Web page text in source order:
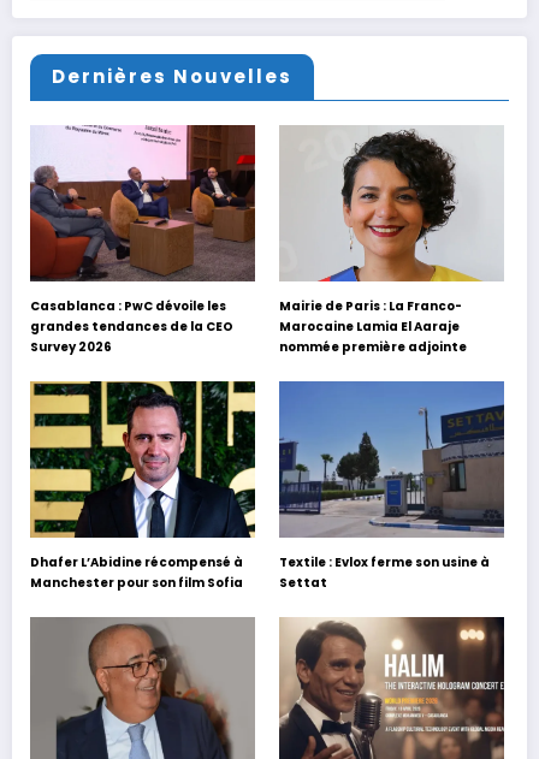
Dernières Nouvelles
Casablanca : PwC dévoile les
grandes tendances de la CEO
Survey 2026
Mairie de Paris : La Franco-
Marocaine Lamia El Aaraje
nommée première adjointe
Dhafer L’Abidine récompensé à
Manchester pour son film Sofia
Textile : Evlox ferme son usine à
Settat